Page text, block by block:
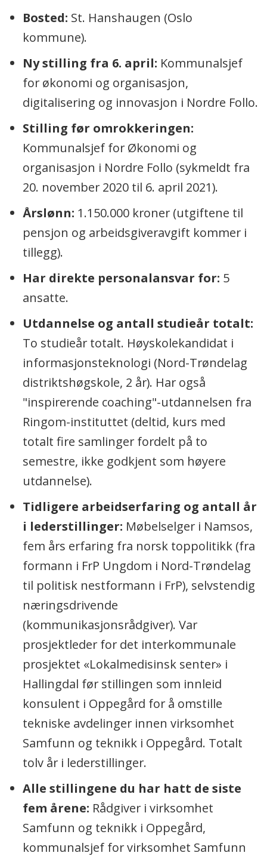
Bosted: St. Hanshaugen (Oslo
kommune).
Ny stilling fra 6. april: Kommunalsjef
for økonomi og organisasjon,
digitalisering og innovasjon i Nordre Follo.
Stilling før omrokkeringen:
Kommunalsjef for Økonomi og
organisasjon i Nordre Follo (sykmeldt fra
20. november 2020 til 6. april 2021).
Årslønn: 1.150.000 kroner (utgiftene til
pensjon og arbeidsgiveravgift kommer i
tillegg).
Har direkte personalansvar for: 5
ansatte.
Utdannelse og antall studieår totalt:
To studieår totalt. Høyskolekandidat i
informasjonsteknologi (Nord-Trøndelag
distriktshøgskole, 2 år). Har også
"inspirerende coaching"-utdannelsen fra
Ringom-instituttet (deltid, kurs med
totalt fire samlinger fordelt på to
semestre, ikke godkjent som høyere
utdannelse).
Tidligere arbeidserfaring og antall år
i lederstillinger: Møbelselger i Namsos,
fem års ­erfaring fra norsk toppolitikk (fra
formann i FrP Ungdom i Nord-Trøndelag
til politisk nestformann i FrP), ­selvstendig
næringsdrivende
(kommunikasjonsrådgiver). Var
prosjektleder for det interkommunale
prosjektet «Lokalmedisinsk senter» i
Hallingdal før stillingen som innleid
konsulent i Oppegård for å ­omstille
tekniske avdelinger innen virksomhet
Samfunn og teknikk i Oppegård. Totalt
tolv år i lederstillinger.
Alle stillingene du har hatt de siste
fem årene: Rådgiver i virksomhet
Samfunn og teknikk i Oppegård,
kommunalsjef for virksomhet Samfunn